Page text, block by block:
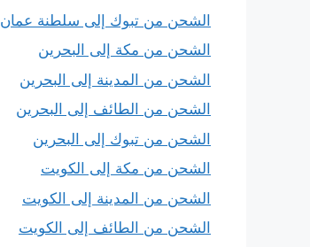
الشحن من تبوك إلى سلطنة عمان
الشحن من مكة إلى البحرين
الشحن من المدينة إلى البحرين
الشحن من الطائف إلى البحرين
الشحن من تبوك إلى البحرين
الشحن من مكة إلى الكويت
الشحن من المدينة إلى الكويت
الشحن من الطائف إلى الكويت